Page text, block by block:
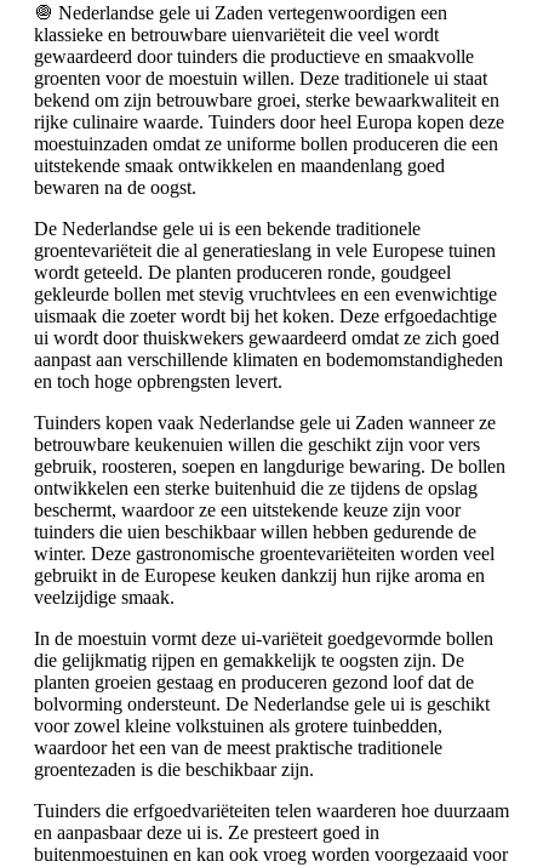
🧅 Nederlandse gele ui Zaden vertegenwoordigen een
klassieke en betrouwbare uienvariëteit die veel wordt
gewaardeerd door tuinders die productieve en smaakvolle
groenten voor de moestuin willen. Deze traditionele ui staat
bekend om zijn betrouwbare groei, sterke bewaarkwaliteit en
rijke culinaire waarde. Tuinders door heel Europa kopen deze
moestuinzaden omdat ze uniforme bollen produceren die een
uitstekende smaak ontwikkelen en maandenlang goed
bewaren na de oogst.
De Nederlandse gele ui is een bekende traditionele
groentevariëteit die al generatieslang in vele Europese tuinen
wordt geteeld. De planten produceren ronde, goudgeel
gekleurde bollen met stevig vruchtvlees en een evenwichtige
uismaak die zoeter wordt bij het koken. Deze erfgoedachtige
ui wordt door thuiskwekers gewaardeerd omdat ze zich goed
aanpast aan verschillende klimaten en bodemomstandigheden
en toch hoge opbrengsten levert.
Tuinders kopen vaak Nederlandse gele ui Zaden wanneer ze
betrouwbare keukenuien willen die geschikt zijn voor vers
gebruik, roosteren, soepen en langdurige bewaring. De bollen
ontwikkelen een sterke buitenhuid die ze tijdens de opslag
beschermt, waardoor ze een uitstekende keuze zijn voor
tuinders die uien beschikbaar willen hebben gedurende de
winter. Deze gastronomische groentevariëteiten worden veel
gebruikt in de Europese keuken dankzij hun rijke aroma en
veelzijdige smaak.
In de moestuin vormt deze ui-variëteit goedgevormde bollen
die gelijkmatig rijpen en gemakkelijk te oogsten zijn. De
planten groeien gestaag en produceren gezond loof dat de
bolvorming ondersteunt. De Nederlandse gele ui is geschikt
voor zowel kleine volkstuinen als grotere tuinbedden,
waardoor het een van de meest praktische traditionele
groentezaden is die beschikbaar zijn.
Tuinders die erfgoedvariëteiten telen waarderen hoe duurzaam
en aanpasbaar deze ui is. Ze presteert goed in
buitenmoestuinen en kan ook vroeg worden voorgezaaid voor